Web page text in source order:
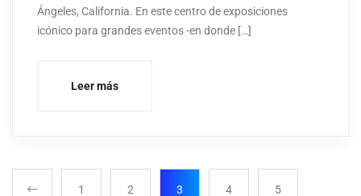
Ángeles, California. En este centro de exposiciones
icónico para grandes eventos -en donde […]
Leer más
1 2 3 4 5